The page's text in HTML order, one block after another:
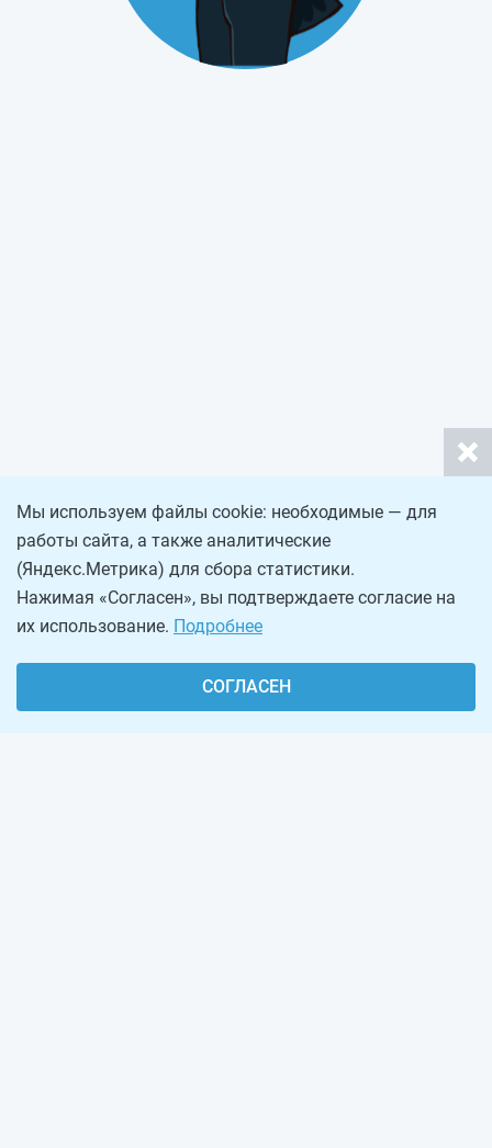
Мы используем файлы cookie: необходимые — для
работы сайта, а также аналитические
(Яндекс.Метрика) для сбора статистики.
Нажимая «Согласен», вы подтверждаете согласие на
их использование. Подробнее
СОГЛАСЕН